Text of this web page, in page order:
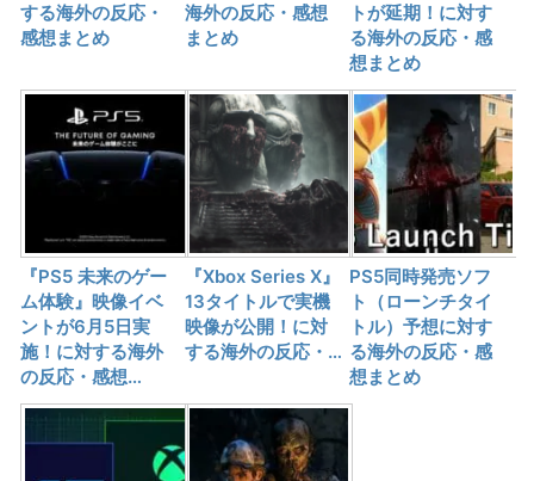
する海外の反応・
感想まとめ
海外の反応・感想
まとめ
トが延期！に対す
る海外の反応・感
想まとめ
『PS5 未来のゲー
ム体験』映像イベ
ントが6月5日実
施！に対する海外
の反応・感想…
『Xbox Series X』
13タイトルで実機
映像が公開！に対
する海外の反応・…
PS5同時発売ソフ
ト（ローンチタイ
トル）予想に対す
る海外の反応・感
想まとめ